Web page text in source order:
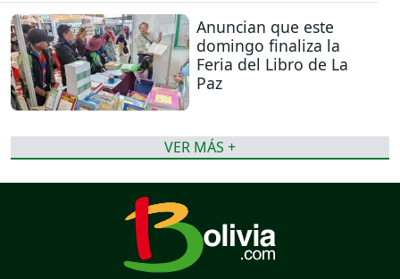
Anuncian que este
domingo finaliza la
Feria del Libro de La
Paz
VER MÁS +